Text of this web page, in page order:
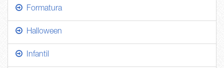
Formatura
Halloween
Infantil